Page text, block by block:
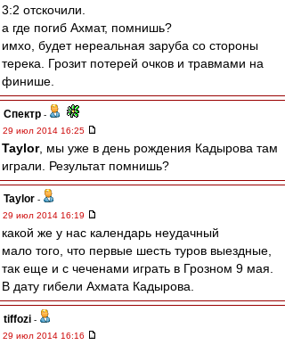
3:2 отскочили.
а где погиб Ахмат, помнишь?
имхо, будет нереальная заруба со стороны
терека. Грозит потерей очков и травмами на
финише.
Спектр -
29 июл 2014 16:25
Taylor, мы уже в день рождения Кадырова там
играли. Результат помнишь?
Taylor -
29 июл 2014 16:19
какой же у нас календарь неудачный
мало того, что первые шесть туров выездные,
так еще и с чеченами играть в Грозном 9 мая.
В дату гибели Ахмата Кадырова.
tiffozi -
29 июл 2014 16:16